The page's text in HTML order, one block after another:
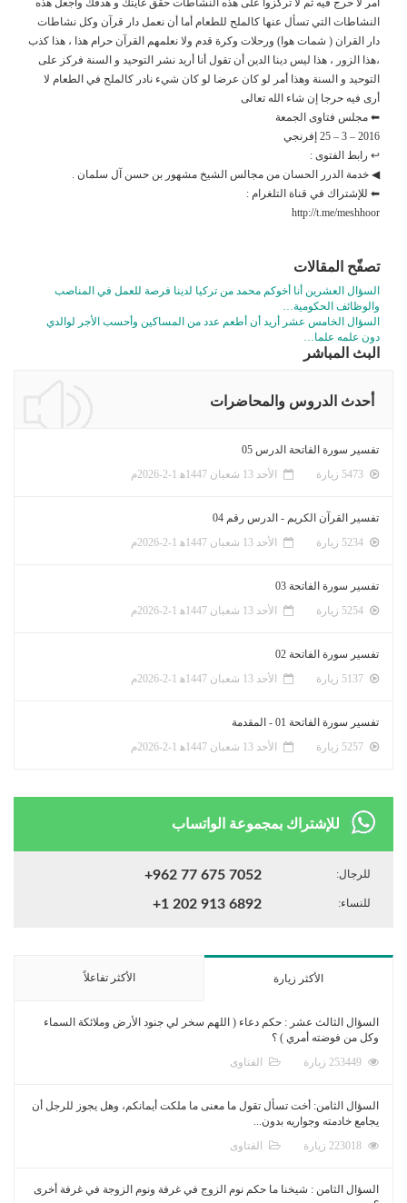
النشاطات التي تسأل عنها كالملح للطعام أما أن نعمل دار قرآن وكل نشاطات
دار القران ( شمات هوا) ورحلات وكرة قدم ولا نعلمهم القرآن حرام هذا ، هذا كذب
،هذا الزور ، هذا ليس دينا الدين أن تقول أنا أريد نشر التوحيد و السنة فركز على
التوحيد و السنة وهذا أمر لو كان عرضا لو كان شيء نادر كالملح في الطعام لا
أرى فيه حرجا إن شاء الله تعالى
⬅ مجلس فتاوى الجمعة
2016 – 3 – 25 إفرنجي
↩ رابط الفتوى :
◀ خدمة الدرر الحسان من مجالس الشيخ مشهور بن حسن آل سلمان .
⬅ للإشتراك في قناة التلغرام :
http://t.me/meshhoor
تصفّح المقالات
السؤال العشرين أنا أخوكم محمد من تركيا لدينا فرصة للعمل في المناصب
والوظائف الحكومية…
السؤال الخامس عشر أريد أن أطعم عدد من المساكين وأحسب الأجر لوالدي
دون علمه علما…
البث المباشر
أحدث الدروس والمحاضرات
تفسير سورة الفاتحة الدرس 05
الأحد 13 شعبان 1447ﻫ 1-2-2026م
تفسير القرآن الكريم - الدرس رقم 04
الأحد 13 شعبان 1447ﻫ 1-2-2026م
تفسير سورة الفاتحة 03
الأحد 13 شعبان 1447ﻫ 1-2-2026م
تفسير سورة الفاتحة 02
الأحد 13 شعبان 1447ﻫ 1-2-2026م
تفسير سورة الفاتحة 01 - المقدمة
الأحد 13 شعبان 1447ﻫ 1-2-2026م
للإشتراك بمجموعة الواتساب
للرجال: +962 77 675 7052
للنساء: +1 202 913 6892
الأكثر زيارة الأكثر تفاعلاً
السؤال الثالث عشر : حكم دعاء ( اللهم سخر لي جنود الأرض وملائكة السماء
وكل من فوضته أمري ) ؟
الفتاوى
السؤال الثامن: أخت تسأل تقول ما معنى ما ملكت أيمانكم، وهل يجوز للرجل أن
يجامع خادمته وجواريه بدون...
الفتاوى
السؤال الثامن : شيخنا ما حكم نوم الزوج في غرفة ونوم الزوجة في غرفة أخرى